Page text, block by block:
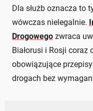
Dla służb oznacza to
wówczas nielegalnie.
Drogowego zwraca
Białorusi i Rosji
obowiązujące
drogach bez